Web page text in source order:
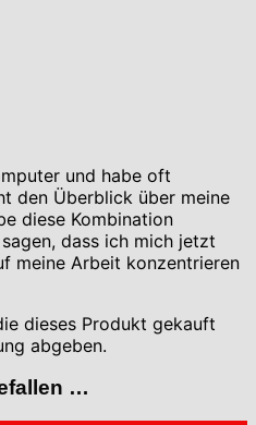
und habe oft
den Überblick über meine
diese Kombination
dass ich mich jetzt
meine Arbeit konzentrieren
dieses Produkt gekauft
abgeben.
…